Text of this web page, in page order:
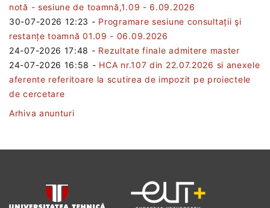
notă - sesiune de toamnă,1.09 - 6.09.2026
30-07-2026 12:23 - Programare sesiune consultații şi
restanțe toamnă 01.09 - 06.09.2026
24-07-2026 17:48 - Rezultate finale admitere master
24-07-2026 16:58 - HCA nr.107 din 22.07.2026 si anexele
aferente referitoare la scutirea de impozit pe proiectele
de cercetare
Arhiva anunturi